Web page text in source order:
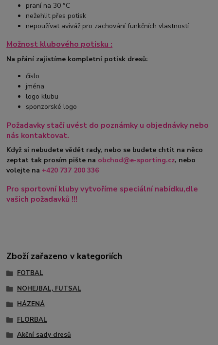
praní na 30 °C
nežehlit přes potisk
nepoužívat aviváž pro zachování funkčních vlastností
Možnost klubového potisku :
Na přání zajistíme kompletní potisk dresů:
číslo
jména
logo klubu
sponzorské logo
Požadavky stačí uvést do poznámky u objednávky nebo
nás kontaktovat.
Když si nebudete vědět rady, nebo se budete chtít na něco
zeptat tak prosím pište na obchod@e-sporting.cz, nebo
volejte na +420 737 200 336
Pro sportovní kluby vytvoříme speciální nabídku,dle
vašich požadavků !!!
Zboží zařazeno v kategoriích
FOTBAL
NOHEJBAL, FUTSAL
HÁZENÁ
FLORBAL
Akční sady dresů